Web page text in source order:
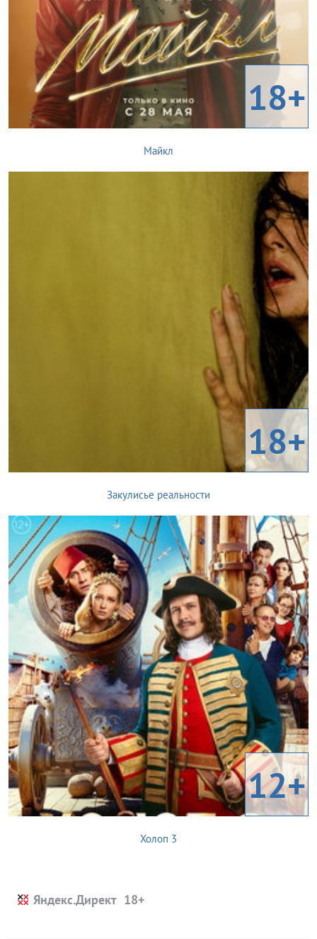
18+
Майкл
18+
Закулисье реальности
12+
Холоп 3
Яндекс.Директ